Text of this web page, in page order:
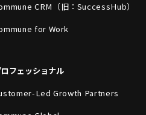
CRM（旧：SuccessHub）
for Work
フェッショナル
Led Growth Partners